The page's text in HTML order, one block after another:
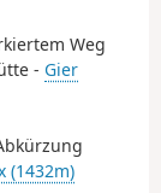
Weg
- Gier
(1432m)